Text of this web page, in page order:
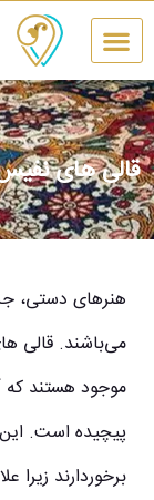
قالی های
هنرهای دستی،
می‌باشند. قالی‌
موجود هستند که
پیچیده است.
برخوردارند